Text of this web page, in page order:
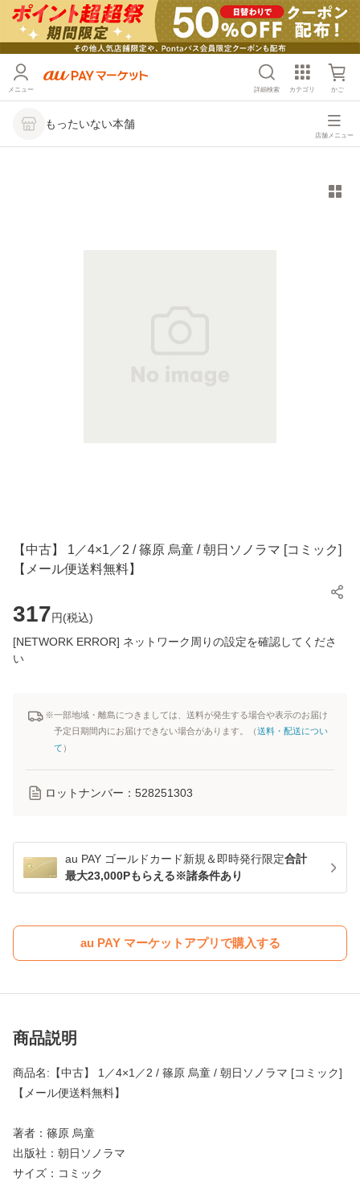
メニュー 詳細検索 カテゴリ かご
もったいない本舗
店舗メニュー
【中古】 1／4×1／2 / 篠原 烏童 / 朝日ソノラマ [コミック]
【メール便送料無料】
317円(税込)
[NETWORK ERROR] ネットワーク周りの設定を確認してくださ
い
※一部地域・離島につきましては、送料が発生する場合や表示のお届け
予定日期間内にお届けできない場合があります。（送料・配送につい
て ）
ロットナンバー： 528251303
au PAY ゴールドカード新規＆即時発行限定合計
最大23,000Pもらえる※諸条件あり
au PAY マーケットアプリで購入する
商品説明
商品名:【中古】 1／4×1／2 / 篠原 烏童 / 朝日ソノラマ [コミック]
【メール便送料無料】
著者：篠原 烏童
出版社：朝日ソノラマ
サイズ：コミック